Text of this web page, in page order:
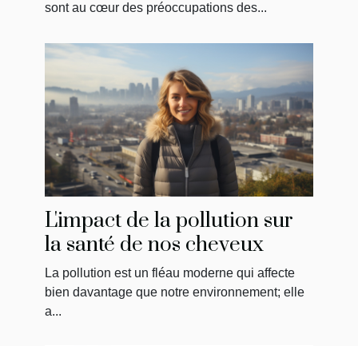
sont au cœur des préoccupations des...
L'impact de la pollution sur
la santé de nos cheveux
La pollution est un fléau moderne qui affecte
bien davantage que notre environnement; elle
a...